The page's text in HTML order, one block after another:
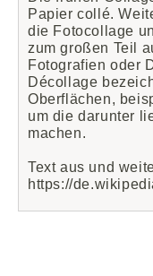
Papier collé.
die Fotocollage
zum großen Teil
Fotografien oder
Décollage
Oberflächen,
um die darunter
machen.
Text aus und
https://